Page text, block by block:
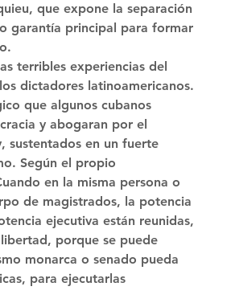
que expone la separación
garantía principal para formar
terribles experiencias del
dictadores latinoamericanos.
que algunos cubanos
y abogaran por el
sustentados en un fuerte
Según el propio
en la misma persona o
de magistrados, la potencia
ejecutiva están reunidas,
porque se puede
monarca o senado pueda
para ejecutarlas